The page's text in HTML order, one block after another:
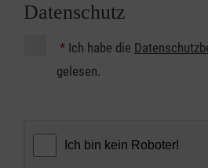
Datenschutz
* Ich habe die
gelesen.